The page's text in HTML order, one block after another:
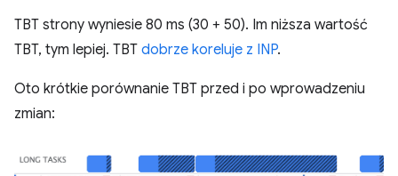
TBT strony wyniesie 80 ms (30 + 50). Im niższa wartość
TBT, tym lepiej. TBT dobrze koreluje z INP.
Oto krótkie porównanie TBT przed i po wprowadzeniu
zmian: